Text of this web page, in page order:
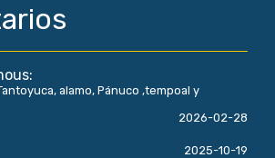
:
alamo, Pánuco ,tempoal y
2026-02-28
2025-10-19